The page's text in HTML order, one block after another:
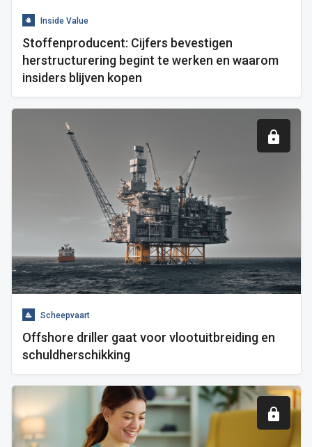
Inside Value
Stoffenproducent: Cijfers bevestigen
herstructurering begint te werken en waarom
insiders blijven kopen
Scheepvaart
Offshore driller gaat voor vlootuitbreiding en
schuldherschikking